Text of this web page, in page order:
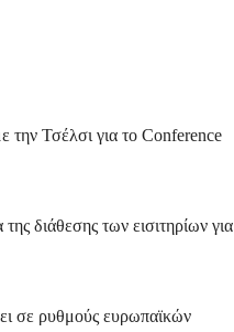
την Τσέλσι για το Conference
διάθεσης των εισιτηρίων για
σε ρυθμούς ευρωπαϊκών